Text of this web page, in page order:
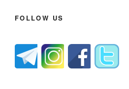
FOLLOW US